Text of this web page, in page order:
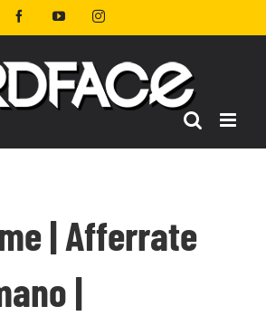
FacebookYouTubeInstagram
| Afferrate
|